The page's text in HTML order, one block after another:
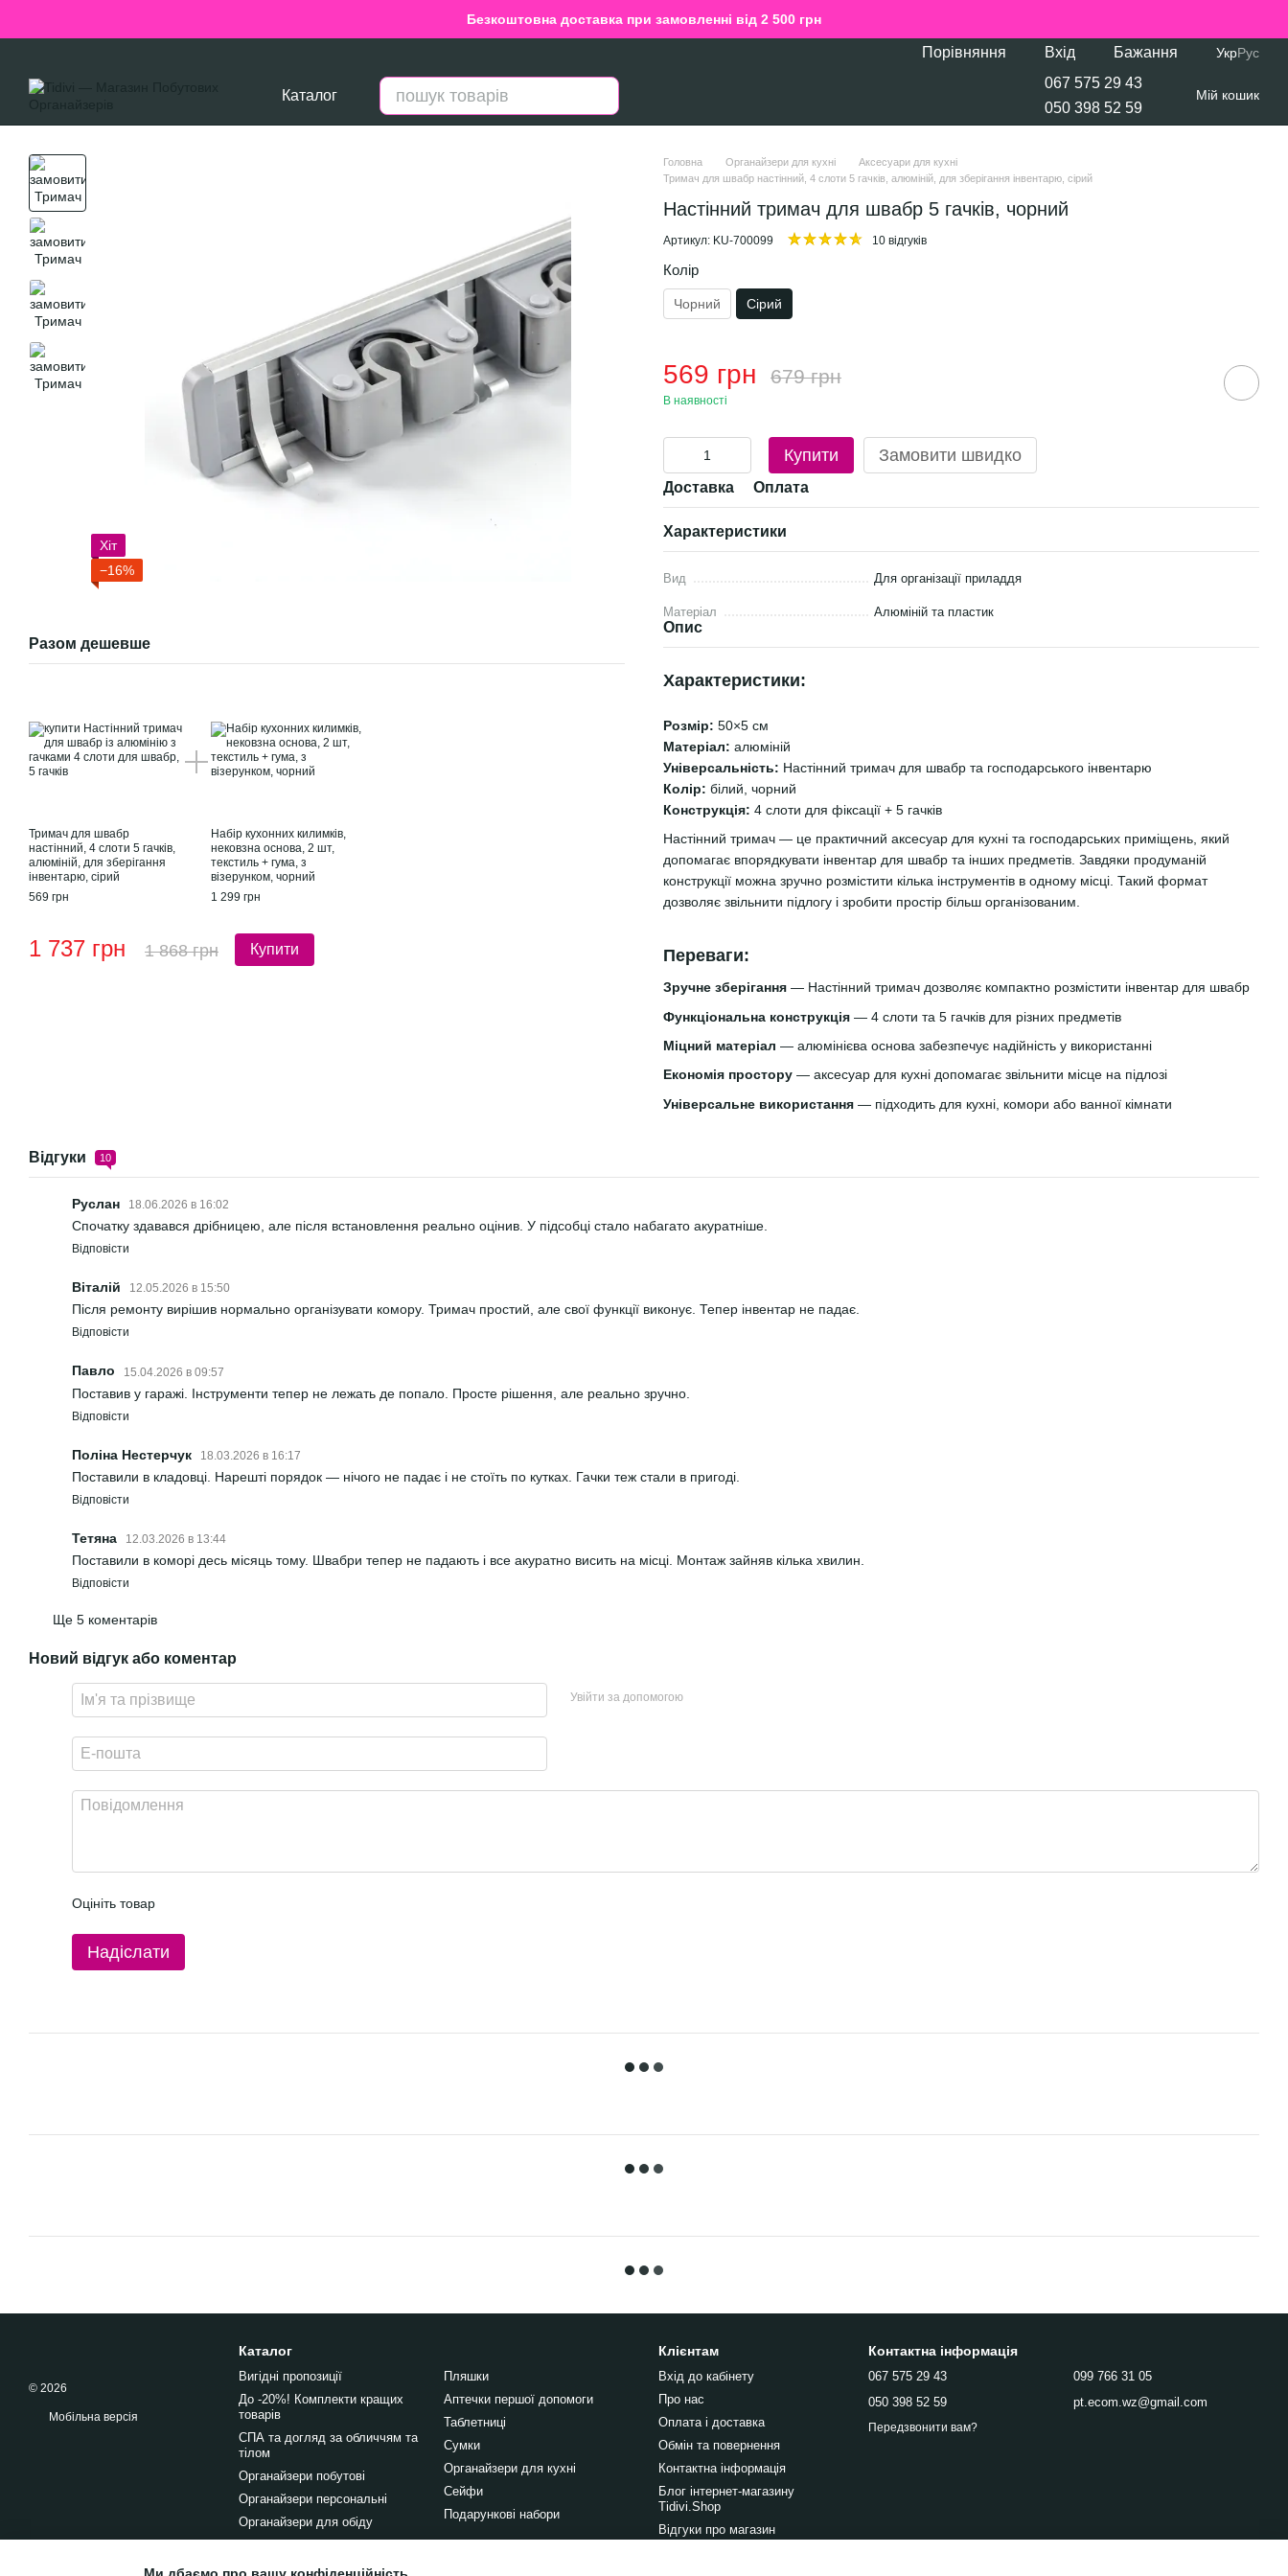
Безкоштовна доставка при замовленні від 2 500 грн
Порівняння Вхід Бажання УкрРус
Каталог
067 575 29 43
050 398 52 59
Мій кошик
Хіт
−16%
Разом дешевше
Тримач для швабр
настінний, 4 слоти 5 гачків,
алюміній, для зберігання
інвентарю, сірий
569 грн
Набір кухонних килимків,
нековзна основа, 2 шт,
текстиль + гума, з
візерунком, чорний
1 299 грн
1 737 грн 1 868 грн Купити
Головна Органайзери для кухні
Аксесуари для кухні
Тримач для швабр настінний, 4 слоти 5 гачків, алюміній, для зберігання інвентарю, сірий
Настінний тримач для швабр 5 гачків, чорний
Артикул: KU-700099 10 відгуків
Колір
Чорний Сірий
569 грн 679 грн
В наявності
Купити Замовити швидко
Доставка Оплата
Характеристики
Вид Для організації приладдя
Матеріал Алюміній та пластик
Опис
Характеристики:
Розмір: 50×5 см
Матеріал: алюміній
Універсальність: Настінний тримач для швабр та господарського інвентарю
Колір: білий, чорний
Конструкція: 4 слоти для фіксації + 5 гачків
Настінний тримач — це практичний аксесуар для кухні та господарських приміщень, який
допомагає впорядкувати інвентар для швабр та інших предметів. Завдяки продуманій
конструкції можна зручно розмістити кілька інструментів в одному місці. Такий формат
дозволяє звільнити підлогу і зробити простір більш організованим.
Переваги:
Зручне зберігання — Настінний тримач дозволяє компактно розмістити інвентар для швабр
Функціональна конструкція — 4 слоти та 5 гачків для різних предметів
Міцний матеріал — алюмінієва основа забезпечує надійність у використанні
Економія простору — аксесуар для кухні допомагає звільнити місце на підлозі
Універсальне використання — підходить для кухні, комори або ванної кімнати
Відгуки 10
Руслан 18.06.2026 в 16:02
Спочатку здавався дрібницею, але після встановлення реально оцінив. У підсобці стало набагато акуратніше.
Відповісти
Віталій 12.05.2026 в 15:50
Після ремонту вирішив нормально організувати комору. Тримач простий, але свої функції виконує. Тепер інвентар не падає.
Відповісти
Павло 15.04.2026 в 09:57
Поставив у гаражі. Інструменти тепер не лежать де попало. Просте рішення, але реально зручно.
Відповісти
Поліна Нестерчук 18.03.2026 в 16:17
Поставили в кладовці. Нарешті порядок — нічого не падає і не стоїть по кутках. Гачки теж стали в пригоді.
Відповісти
Тетяна 12.03.2026 в 13:44
Поставили в коморі десь місяць тому. Швабри тепер не падають і все акуратно висить на місці. Монтаж зайняв кілька хвилин.
Відповісти
Ще 5 коментарів
Новий відгук або коментар
Увійти за допомогою
Оцініть товар
Надіслати
© 2026
Мобільна версія
Каталог
Вигідні пропозиції
До -20%! Комплекти кращих
товарів
СПА та догляд за обличчям та
тілом
Органайзери побутові
Органайзери персональні
Органайзери для обіду
Пляшки
Аптечки першої допомоги
Таблетниці
Сумки
Органайзери для кухні
Сейфи
Подарункові набори
Клієнтам
Вхід до кабінету
Про нас
Оплата і доставка
Обмін та повернення
Контактна інформація
Блог інтернет-магазину
Tidivi.Shop
Відгуки про магазин
Контактна інформація
067 575 29 43
050 398 52 59
Передзвонити вам?
099 766 31 05
pt.ecom.wz@gmail.com